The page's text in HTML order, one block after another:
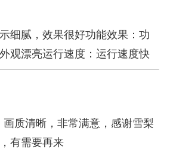
细腻，效果很好功能效果：功
观漂亮运行速度：运行速度快
质清晰，非常满意，感谢雪梨
有需要再来